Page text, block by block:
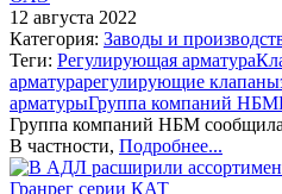
12 августа 2022
Категория: Заводы и
Теги: Регулирующая арматура
арматурарегулирующие клапаны
арматурыГруппа компаний НБМ
Группа компаний НБМ сообщила
В частности, Подробнее...